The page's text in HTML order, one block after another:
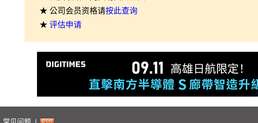
★ 公司会员资格请按此查询
★ 评估申请